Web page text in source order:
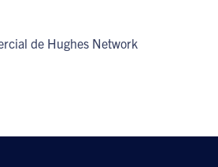
de Hughes Network